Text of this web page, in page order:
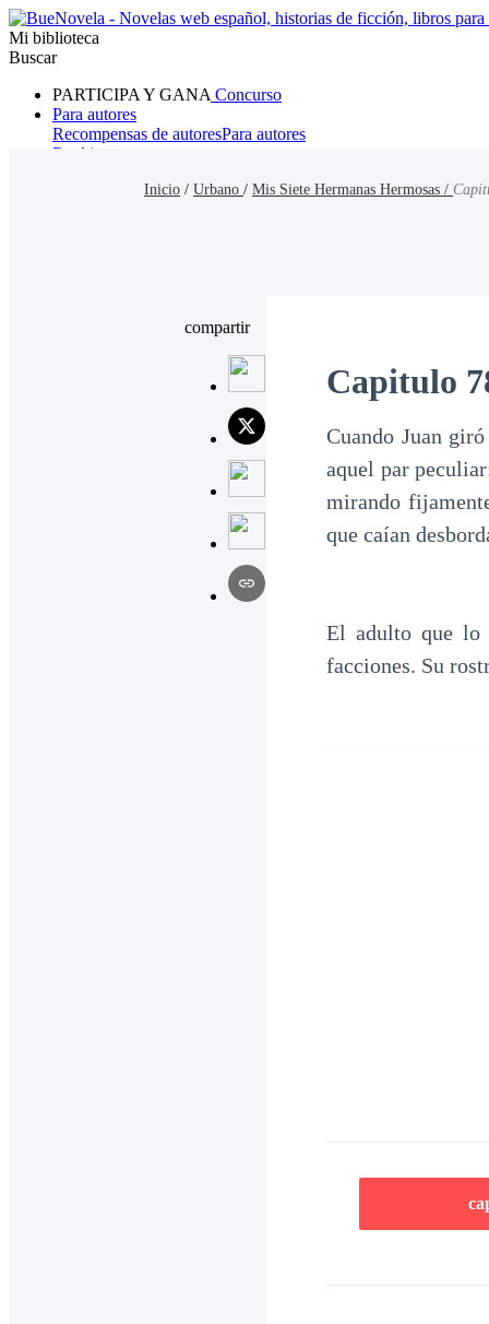
Mi biblioteca
Buscar
PARTICIPA Y GANA Concurso
Para autores
Recompensas de autoresPara autores
Ranking
Inicio / Urbano / Mis Siete Hermanas Hermosas /
compartir
Capitulo
Cuando Juan
aquel par
mirando
que caían
El adulto que lo
facciones. Su